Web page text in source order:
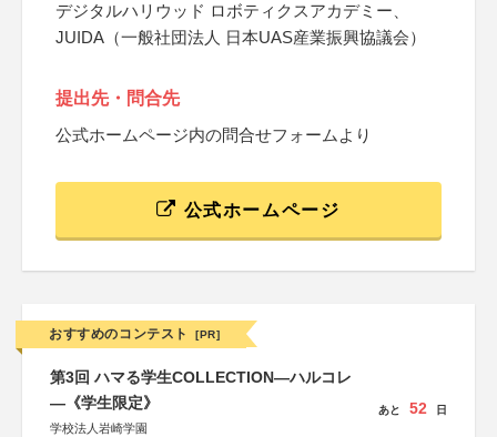
デジタルハリウッド ロボティクスアカデミー、
JUIDA（一般社団法人 日本UAS産業振興協議会）
提出先・問合先
公式ホームページ内の問合せフォームより
公式ホームページ
おすすめのコンテスト [PR]
第3回 ハマる学生COLLECTION―ハルコレ
―《学生限定》
学校法人岩崎学園
あと 52 日